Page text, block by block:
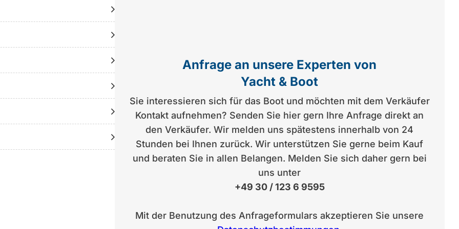
beim Berater)
Anfrage an unsere Experten von
Yacht & Boot
Sie interessieren sich für das Boot und möchten mit dem Verkäufer
Kontakt aufnehmen? Senden Sie hier gern Ihre Anfrage direkt an
den Verkäufer. Wir melden uns spätestens innerhalb von 24
Stunden bei Ihnen zurück. Wir unterstützen Sie gerne beim Kauf
und beraten Sie in allen Belangen. Melden Sie sich daher gern bei
uns unter
+49 30 / 123 6 9595
Mit der Benutzung des Anfrageformulars akzeptieren Sie unsere